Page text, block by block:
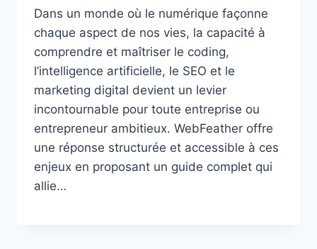
Dans un monde où le numérique façonne
chaque aspect de nos vies, la capacité à
comprendre et maîtriser le coding,
l’intelligence artificielle, le SEO et le
marketing digital devient un levier
incontournable pour toute entreprise ou
entrepreneur ambitieux. WebFeather offre
une réponse structurée et accessible à ces
enjeux en proposant un guide complet qui
allie…